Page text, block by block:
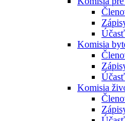
Účasť
Komisia
Účasť
Komisia